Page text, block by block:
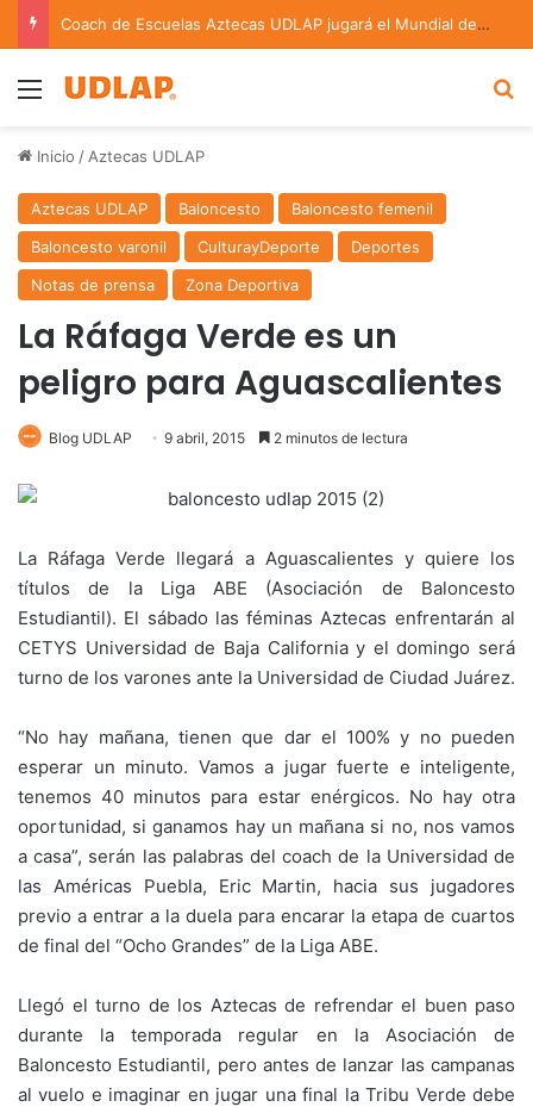
Coach de Escuelas Aztecas UDLAP jugará el Mundial de Flag Football en Alemania
Menu
Inicio / Aztecas UDLAP
Aztecas UDLAP Baloncesto
Baloncesto femenil
Baloncesto varonil
CulturayDeporte
Deportes
Notas de prensa
Zona Deportiva
La Ráfaga Verde es un
peligro para Aguascalientes
Blog UDLAP 9 abril, 2015 2 minutos de lectura
La Ráfaga Verde llegará a Aguascalientes y quiere los
títulos de la Liga ABE (Asociación de Baloncesto
Estudiantil). El sábado las féminas Aztecas enfrentarán al
CETYS Universidad de Baja California y el domingo será
turno de los varones ante la Universidad de Ciudad Juárez.
“No hay mañana, tienen que dar el 100% y no pueden
esperar un minuto. Vamos a jugar fuerte e inteligente,
tenemos 40 minutos para estar enérgicos. No hay otra
oportunidad, si ganamos hay un mañana si no, nos vamos
a casa”, serán las palabras del coach de la Universidad de
las Américas Puebla, Eric Martin, hacia sus jugadores
previo a entrar a la duela para encarar la etapa de cuartos
de final del “Ocho Grandes” de la Liga ABE.
Llegó el turno de los Aztecas de refrendar el buen paso
durante la temporada regular en la Asociación de
Baloncesto Estudiantil, pero antes de lanzar las campanas
al vuelo e imaginar en jugar una final la Tribu Verde debe